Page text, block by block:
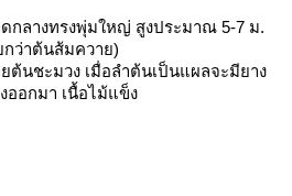
กลางทรงพุ่มใหญ่ สูงประมาณ 5-7 ม.
กว่าต้นส้มควาย)
ต้นชะมวง เมื่อลำต้นเป็นแผลจะมียาง
ออกมา เนื้อไม้แข็ง